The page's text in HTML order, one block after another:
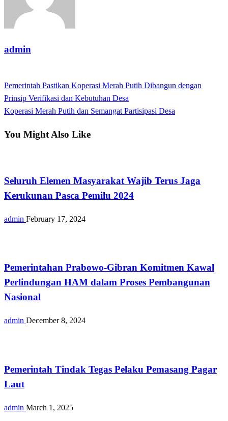
admin
Post
navigation
Previous
Post
Pemerintah Pastikan Koperasi Merah Putih Dibangun dengan
Prinsip Verifikasi dan Kebutuhan Desa
Next
Koperasi Merah Putih dan Semangat Partisipasi Desa
You Might Also Like
⁠Seluruh Elemen Masyarakat Wajib Terus Jaga
Kerukunan Pasca Pemilu 2024
admin February 17, 2024
Pemerintahan Prabowo-Gibran Komitmen Kawal
Perlindungan HAM dalam Proses Pembangunan
Nasional
admin December 8, 2024
Pemerintah Tindak Tegas Pelaku Pemasang Pagar
Laut
admin March 1, 2025